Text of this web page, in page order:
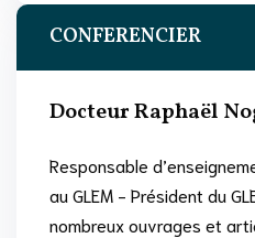
CONFERENCIER
Docteur Raphaël
Responsable
au GLEM - Président du
nombreux ouvrages et